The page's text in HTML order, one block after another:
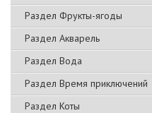
Раздел Фрукты-ягоды
Раздел Акварель
Раздел Вода
Раздел Время приключений
Раздел Коты